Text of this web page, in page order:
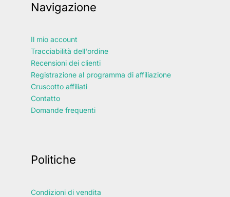
Navigazione
Il mio account
Tracciabilità dell'ordine
Recensioni dei clienti
Registrazione al programma di affiliazione
Cruscotto affiliati
Contatto
Domande frequenti
Politiche
Condizioni di vendita